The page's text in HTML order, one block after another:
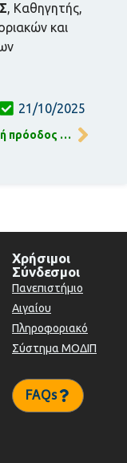
, Καθηγητής,
και
21/10/2025
Σημαντική πρόοδος του Πανεπιστημίου Αιγαίου στα QS Sustainability Rankings 2026
Χρήσιμοι
Σύνδεσμοι
Πανεπιστήμιο
Αιγαίου
Πληροφοριακό
Σύστημα ΜΟΔΙΠ
FAQs